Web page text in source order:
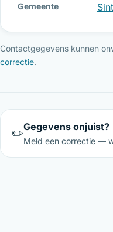
Gemeente
Contactgegevens kunnen
correctie.
✏️Gegevens onjuist?
Meld een correctie —